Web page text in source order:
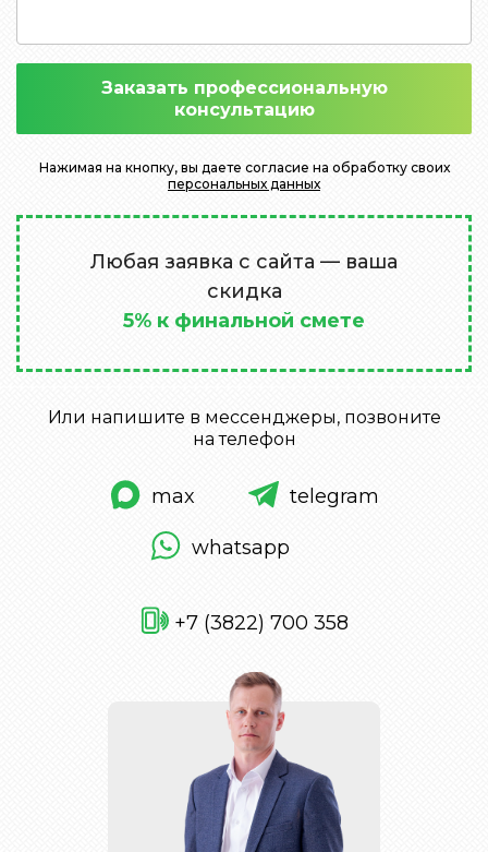
Заказать профессиональную
консультацию
Нажимая на кнопку, вы даете согласие на обработку своих
персональных данных
Любая заявка с сайта — ваша
скидка
5% к финальной смете
Или напишите в мессенджеры, позвоните
на телефон
max telegram
whatsapp
+7 (3822) 700 358